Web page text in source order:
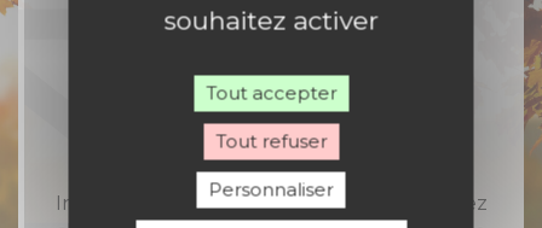
Rejoignez-nous
Inscrivez-vous à notre newsletter et recevez
souhaitez activer
Tout accepter
Tout refuser
Personnaliser